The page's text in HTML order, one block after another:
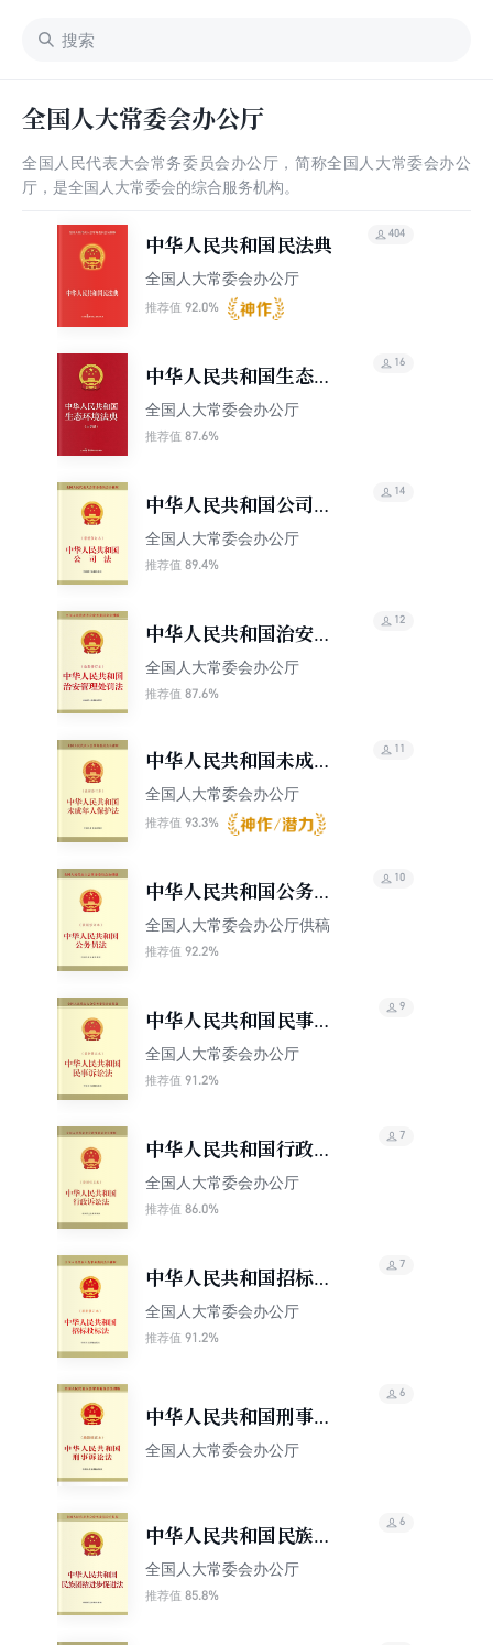
全国人大常委会办公厅
全国人民代表大会常务委员会办公厅，简称全国人大常委会办公
厅，是全国人大常委会的综合服务机构。
中华人民共和国民法典
全国人大常委会办公厅
推荐值 92.0%
404
中华人民共和国生态环
境法典（大字版）
全国人大常委会办公厅
推荐值 87.6%
16
中华人民共和国公司法
（最新修订本）
全国人大常委会办公厅
推荐值 89.4%
14
中华人民共和国治安管
理处罚法（最新修订
本）
全国人大常委会办公厅
推荐值 87.6%
12
中华人民共和国未成年
人保护法（最新修订
本）
全国人大常委会办公厅
推荐值 93.3%
11
中华人民共和国公务员
法（最新修订本）
全国人大常委会办公厅供稿
推荐值 92.2%
10
中华人民共和国民事诉
讼法（最新修正本）
全国人大常委会办公厅
推荐值 91.2%
9
中华人民共和国行政诉
讼法（最新修正本）
全国人大常委会办公厅
推荐值 86.0%
7
中华人民共和国招标投
标法（最新修正本）
全国人大常委会办公厅
推荐值 91.2%
7
中华人民共和国刑事诉
讼法（最新修正本）
全国人大常委会办公厅
6
中华人民共和国民族团
结进步促进法
全国人大常委会办公厅
推荐值 85.8%
6